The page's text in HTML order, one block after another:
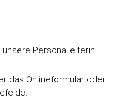
Personalleiterin
das Onlineformular oder